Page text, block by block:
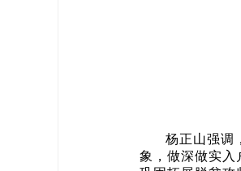
杨正山强调
象，做深做实入